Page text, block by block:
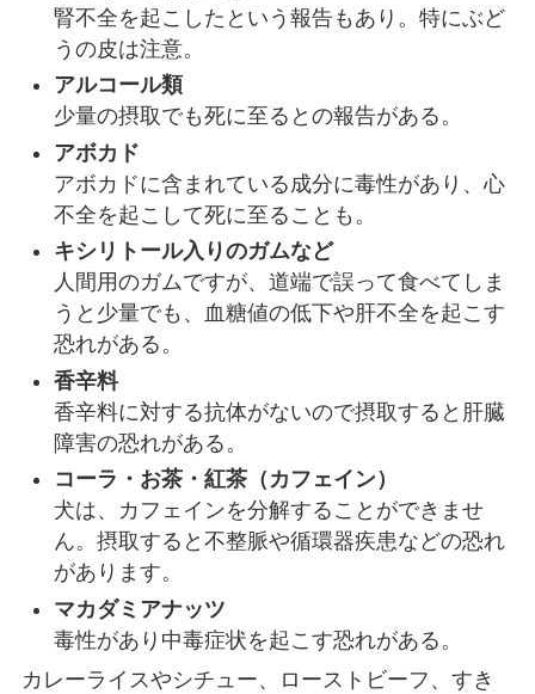
腎不全を起こしたという報告もあり。特にぶど
うの皮は注意。
アルコール類
少量の摂取でも死に至るとの報告がある。
アボカド
アボカドに含まれている成分に毒性があり、心
不全を起こして死に至ることも。
キシリトール入りのガムなど
人間用のガムですが、道端で誤って食べてしま
うと少量でも、血糖値の低下や肝不全を起こす
恐れがある。
香辛料
香辛料に対する抗体がないので摂取すると肝臓
障害の恐れがある。
コーラ・お茶・紅茶（カフェイン）
犬は、カフェインを分解することができませ
ん。摂取すると不整脈や循環器疾患などの恐れ
があります。
マカダミアナッツ
毒性があり中毒症状を起こす恐れがある。
カレーライスやシチュー、ローストビーフ、すき